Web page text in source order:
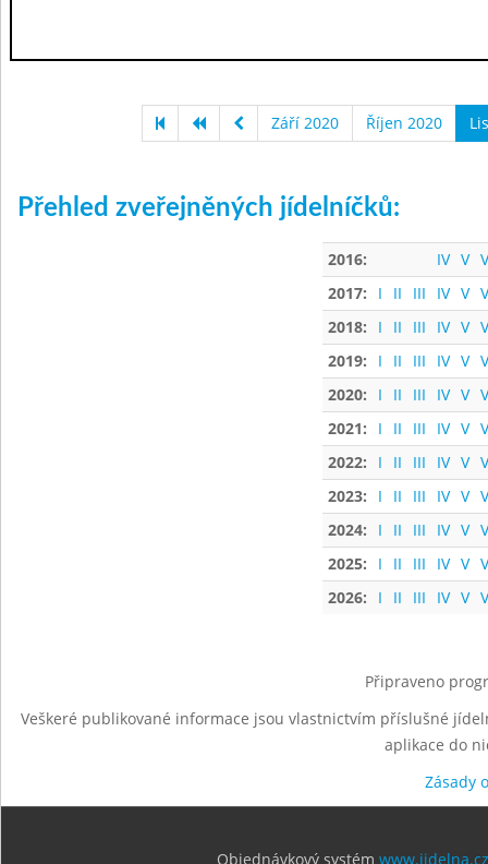
Září 2020 Říjen 2020
Přehled zveřejněných jídelníčků:
2016: IV V
2017:
I II III IV V
2018:
I II III IV V
2019:
I II III IV V
2020:
I II III IV V
2021:
I II III IV V
2022:
I II III IV V
2023:
I II III IV V
2024:
I II III IV V
2025:
I II III IV V
2026:
I II III IV V
Připraveno
Veškeré publikované informace jsou vlastnictvím příslušné
aplikace do
Zásady
Objednávkový systém www.jidelna.cz